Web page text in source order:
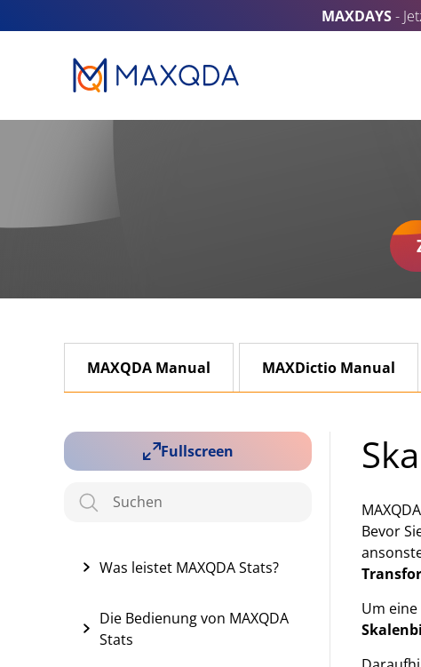
MAXDAYS-
MAXQDA Manual MAXDictio Manual
Fullscreen
Was leistet MAXQDA Stats?
Die Bedienung von MAXQDA
Stats
Bevor
Um